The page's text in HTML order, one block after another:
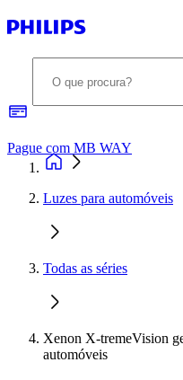
Pague com MB WAY
Luzes para automóveis
Todas as séries
Xenon X-tremeVision
automóveis